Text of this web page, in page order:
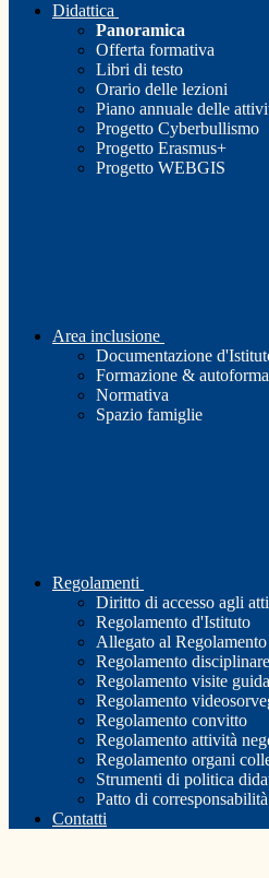
Didattica
Panoramica
Offerta formativa
Libri di testo
Orario delle lezioni
Piano annuale delle
Progetto Cyberbullismo
Progetto Erasmus+
Progetto WEBGIS
Area inclusione
Documentazione
Formazione &
Normativa
Spazio famiglie
Regolamenti
Diritto di accesso agli
Regolamento d'Istituto
Allegato al
Regolamento disciplinare
Regolamento visite
Regolamento
Regolamento convitto
Regolamento attività
Regolamento organi
Strumenti di politica
Patto di corresponsabilità
Contatti